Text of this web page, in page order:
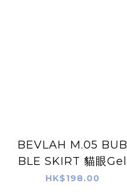
BEVLAH M.05 BUB
BLE SKIRT 貓眼Gel
HK$198.00